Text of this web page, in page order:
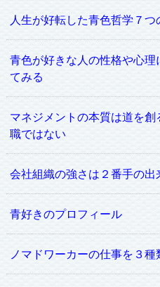
人生が好転した青色哲学７つ
青色が好きな人の性格や心
てみる
マネジメントの本質は道を
職ではない
会社組織の強さは２番手の出
青好きのプロフィール
ノマドワーカーの仕事を３